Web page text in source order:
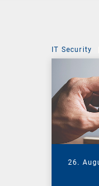
IT Security
26.